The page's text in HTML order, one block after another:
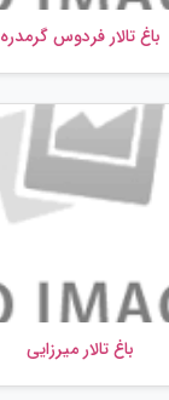
باغ تالار فردوس گرمدره
باغ تالار میرزایی